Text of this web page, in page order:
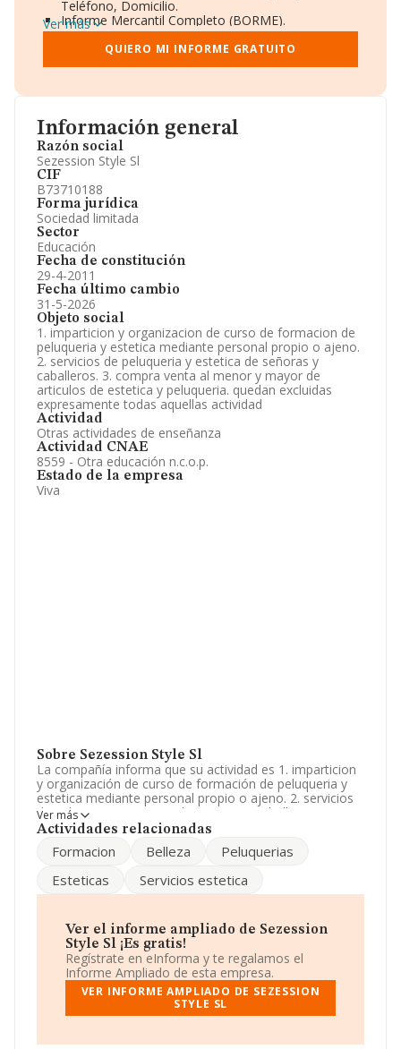
Información general
Razón social
Sezession Style Sl
CIF
B73710188
Forma jurídica
Sociedad limitada
Sector
Educación
Fecha de constitución
29-4-2011
Fecha último cambio
31-5-2026
Objeto social
1. imparticion y organizacion de curso de formacion de
peluqueria y estetica mediante personal propio o ajeno.
2. servicios de peluqueria y estetica de señoras y
caballeros. 3. compra venta al menor y mayor de
articulos de estetica y peluqueria. quedan excluidas
expresamente todas aquellas actividad
Actividad
Otras actividades de enseñanza
Actividad CNAE
8559 - Otra educación n.c.o.p.
Estado de la empresa
Viva
Sobre Sezession Style Sl
La compañía informa que su actividad es 1. imparticion
y organización de curso de formación de peluqueria y
estetica mediante personal propio o ajeno. 2. servicios
de peluqueria y estetica de señoras y caballeros. 3.
compra venta al menor y mayor de artículos de estetica
aquellas actividad. La empresa está registrada como
n.c.o.p.'. La empresa no tiene actividad en mercados
exteriores.
La sociedad española Sezession Style S.L,
B73710188, se encuentra en Calle Sureste núm. S/N,
(30500), en el municipio de Molina De Segura, Murcia.
En base a la información de la que dispone INFORMA
sobre 27.784 compañías, en el ámbito nacional la
facturación alcanza la cifra de 4.215 millones de euros y
de ventas. En cuanto a la información relativa a la
Ver más
Actividades relacionadas
Formacion Belleza
Peluquerias
Esteticas
Servicios estetica
Ver el informe ampliado de Sezession
Style Sl ¡Es gratis!
Regístrate en eInforma y te regalamos el
Informe Ampliado de esta empresa.
VER INFORME AMPLIADO DE SEZESSION
STYLE SL
Teléfono, Domicilio.
Informe Mercantil Completo (BORME).
Gráficos de Evolución Ventas y Empleados.
Consejo de Administración y Administradores.
Directivos y Ejecutivos.
Información oficial y registral complementaria.
Ver más
QUIERO MI INFORME GRATUITO